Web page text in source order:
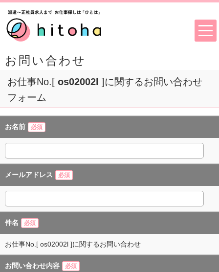
お問い合わせ
お仕事No.[ os02002l ]に関するお問い合わせ
フォーム
お名前 必須
メールアドレス 必須
件名 必須
お仕事No.[ os02002l ]に関するお問い合わせ
お問い合わせ内容 必須